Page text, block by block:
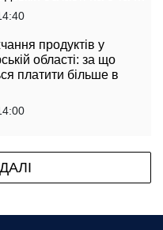
продуктів у
області: за що
платити більше в